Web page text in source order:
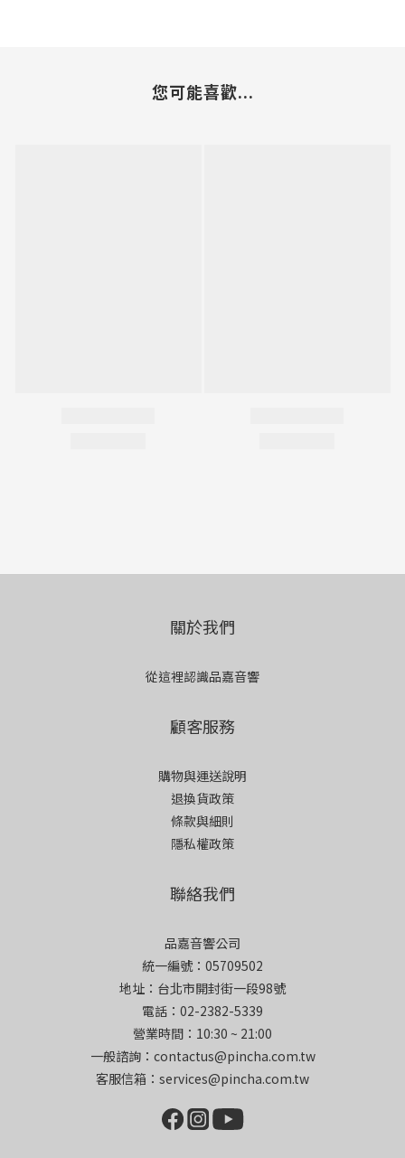
您可能喜歡...
關於我們
從這裡認識品嘉音響
顧客服務
購物與運送說明
退換貨政策
條款與細則
隱私權政策
聯絡我們
品嘉音響公司
統一編號：05709502
地址：台北市開封街一段98號
電話：02-2382-5339
營業時間：10:30 ~ 21:00
一般諮詢：contactus@pincha.com.tw
客服信箱：services@pincha.com.tw